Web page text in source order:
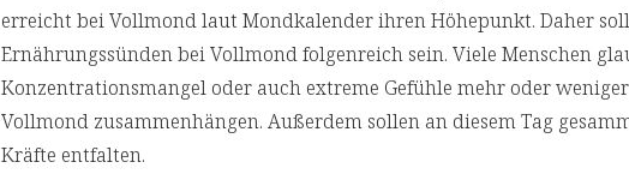
erreicht bei Vollmond laut Mondkalender ihren Höhepunkt. Daher
Ernährungssünden bei Vollmond folgenreich sein. Viele Menschen
Konzentrationsmangel oder auch extreme Gefühle mehr oder
Vollmond zusammenhängen. Außerdem sollen an diesem Tag
Kräfte entfalten.